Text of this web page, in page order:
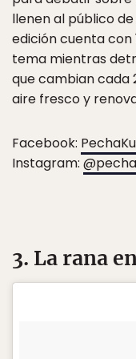
llenen al público
edición cuenta con
tema mientras
que cambian cada
aire fresco y
Facebook:
Instagram:
3. La rana